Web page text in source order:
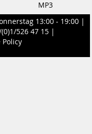
MP3
13:00 - 19:00 |
526 47 15 |
Policy